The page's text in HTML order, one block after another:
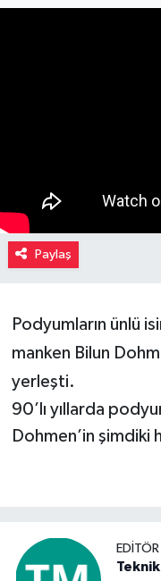
Paylaş
Podyumların ünlü
manken Bilun
yerleşti.
90’lı yıllarda
Dohmen’in şimdiki
Sağlık
Sinemalar
Siyaset
Spor
Video Haber